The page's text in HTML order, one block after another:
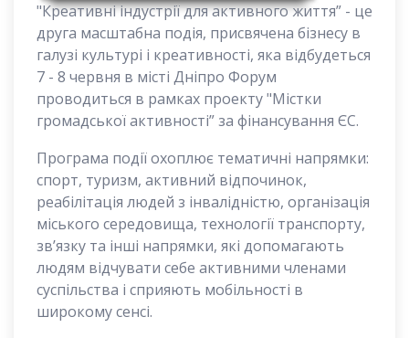
"Креативні індустрії для активного життя” - це
друга масштабна подія, присвячена бізнесу в
галузі культурі і креативності, яка відбудеться
7 - 8 червня в місті Дніпро Форум
проводиться в рамках проекту "Містки
громадської активності” за фінансування ЄС.
Програма події охоплює тематичні напрямки:
спорт, туризм, активний відпочинок,
реабілітація людей з інвалідністю, організація
міського середовища, технології транспорту,
зв’язку та інші напрямки, які допомагають
людям відчувати себе активними членами
суспільства і сприяють мобільності в
широкому сенсі.